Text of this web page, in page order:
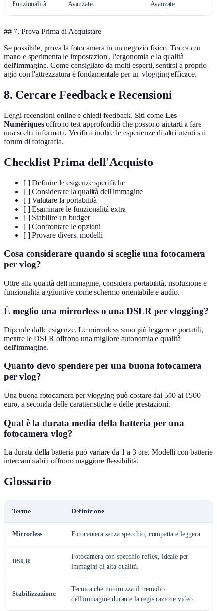
Funzionalità Avanzate Avanzate
## 7. Prova Prima di Acquistare
Se possibile, prova la fotocamera in un negozio fisico. Tocca con
mano e sperimenta le impostazioni, l'ergonomia e la qualità
dell'immagine. Come consigliato da molti esperti, sentirsi a proprio
agio con l'attrezzatura è fondamentale per un vlogging efficace.
8. Cercare Feedback e Recensioni
Leggi recensioni online e chiedi feedback. Siti come Les
Numériques offrono test approfonditi che possono aiutarti a fare
una scelta informata. Verifica inoltre le esperienze di altri utenti sui
forum di fotografia.
Checklist Prima dell'Acquisto
[ ] Definire le esigenze specifiche
[ ] Considerare la qualità dell'immagine
[ ] Valutare la portabilità
[ ] Esaminare le funzionalità extra
[ ] Stabilire un budget
[ ] Confrontare le opzioni
[ ] Provare diversi modelli
Cosa considerare quando si sceglie una fotocamera
per vlog?
Oltre alla qualità dell'immagine, considera portabilità, risoluzione e
funzionalità aggiuntive come schermo orientabile e audio.
È meglio una mirrorless o una DSLR per vlogging?
Dipende dalle esigenze. Le mirrorless sono più leggere e portatili,
mentre le DSLR offrono una migliore autonomia e qualità
dell'immagine.
Quanto devo spendere per una buona fotocamera
per vlog?
Una buona fotocamera per vlogging può costare dai 500 ai 1500
euro, a seconda delle caratteristiche e delle prestazioni.
Qual è la durata media della batteria per una
fotocamera vlog?
La durata della batteria può variare da 1 a 3 ore. Modelli con batterie
intercambiabili offrono maggiore flessibilità.
Glossario
Terme Definizione
Mirrorless Fotocamera senza specchio, compatta e leggera.
DSLR
Fotocamera con specchio reflex, ideale per
immagini di alta qualità.
Stabilizzazione
Tecnica che minimizza il tremolio
dell'immagine durante la registrazione video.